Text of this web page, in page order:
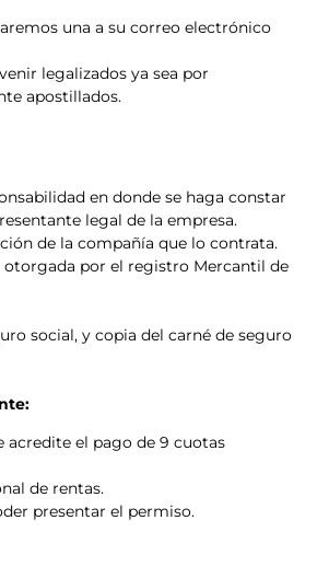
una a su correo electrónico
legalizados ya sea por
apostillados.
en donde se haga constar
legal de la empresa.
de la compañía que lo contrata.
por el registro Mercantil de
social, y copia del carné de seguro
acredite el pago de 9 cuotas
de rentas.
presentar el permiso.